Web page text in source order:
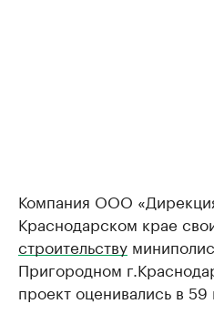
Компания ООО
Краснодарском крае
строительству
Пригородном
проект оценивались в